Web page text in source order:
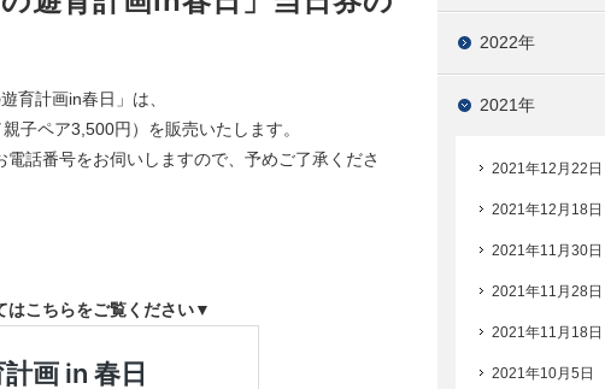
育計画in春日」は、
子ペア3,500円）を販売いたします。
話番号をお伺いしますので、予めご了承くださ
はこちらをご覧ください▼
2022年
2021年
2021年12月22日
2021年12月18日
2021年11月30日
2021年11月28日
2021年11月18日
2021年10月5日